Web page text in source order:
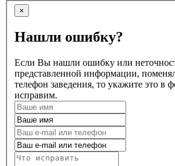
×
Нашли ошибку?
Если Вы нашли ошибку или
представленной информации,
телефон заведения, то укажите это
исправим.